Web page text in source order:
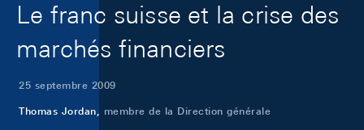
Le franc suisse et la crise des
marchés financiers
25 septembre 2009
Thomas Jordan, membre de la Direction générale